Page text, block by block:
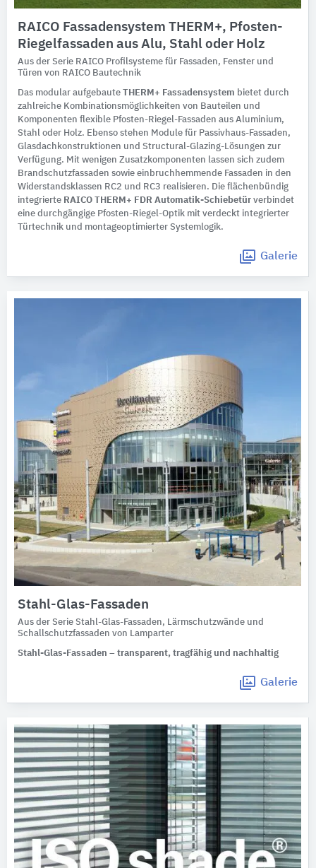
RAICO Fassadensystem THERM+, Pfosten-
Riegelfassaden aus Alu, Stahl oder Holz
Aus der Serie RAICO Profilsysteme für Fassaden, Fenster und
Türen von RAICO Bautechnik
Das modular aufgebaute THERM+ Fassadensystem bietet durch
zahlreiche Kombinationsmöglichkeiten von Bauteilen und
Komponenten flexible Pfosten-Riegel-Fassaden aus Aluminium,
Stahl oder Holz. Ebenso stehen Module für Passivhaus-Fassaden,
Glasdachkonstruktionen und Structural-Glazing-Lösungen zur
Verfügung. Mit wenigen Zusatzkomponenten lassen sich zudem
Brandschutzfassaden sowie einbruchhemmende Fassaden in den
Widerstandsklassen RC2 und RC3 realisieren. Die flächenbündig
integrierte RAICO THERM+ FDR Automatik-Schiebetür verbindet
eine durchgängige Pfosten-Riegel-Optik mit verdeckt integrierter
Türtechnik und montageoptimierter Systemlogik.
Galerie
Stahl-Glas-Fassaden
Aus der Serie Stahl-Glas-Fassaden, Lärmschutzwände und
Schallschutzfassaden von Lamparter
Stahl-Glas-Fassaden – transparent, tragfähig und nachhaltig
Galerie